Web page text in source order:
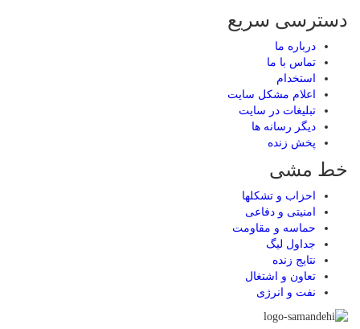
دسترسی سریع
درباره ما
تماس با ما
استخدام
اعلام مشکل سایت
تبلیغات در سایت
ديگر رسانه ها
پخش زنده
خط مشی
احزاب و تشکلها
امنیتی و دفاعی
حماسه و مقاومت
جداول لیگ
نتایج زنده
تعاون و اشتغال
نفت و انرژی